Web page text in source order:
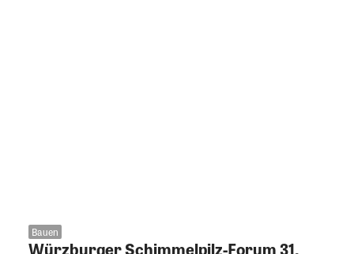
Bauen
Würzburger Schimmelpilz-Forum 31.